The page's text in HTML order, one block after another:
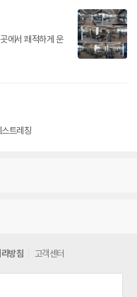
에서 쾌적하게 운
트레칭
방침 고객센터